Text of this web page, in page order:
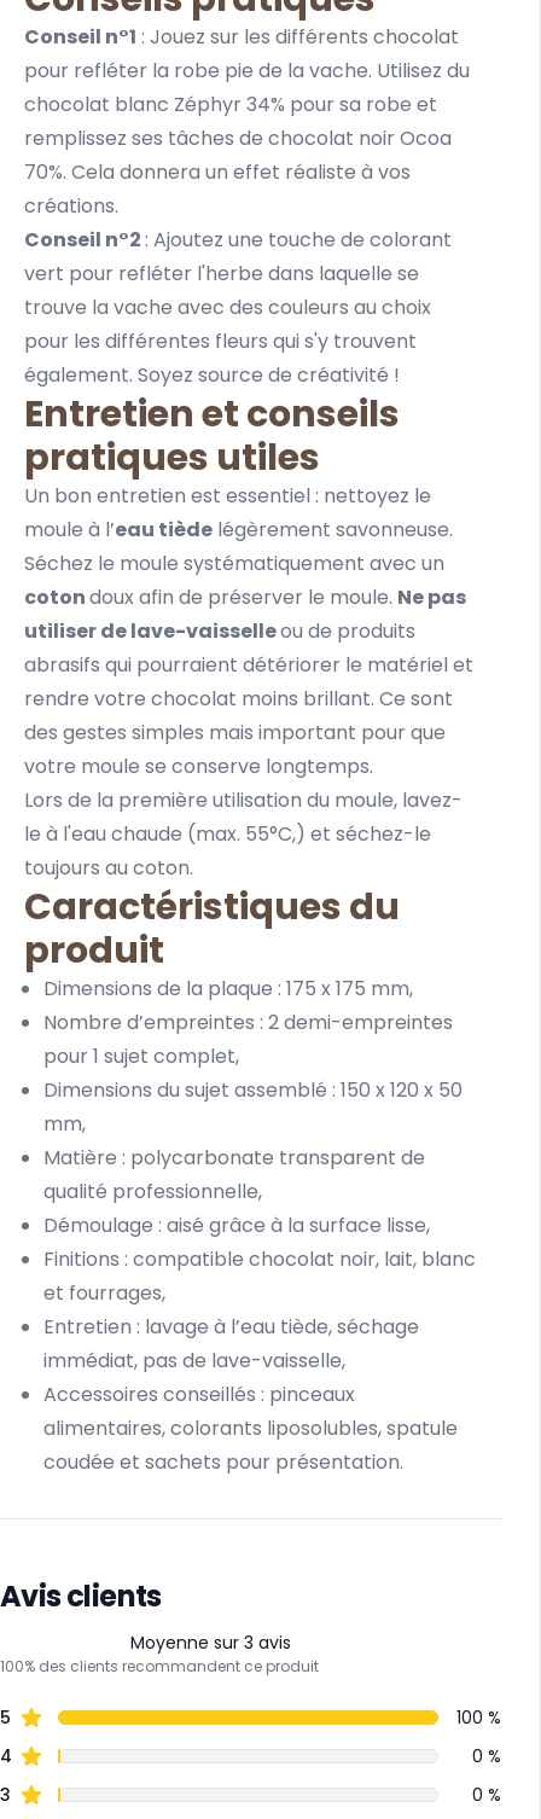
Conseil n°1 : Jouez sur les différents chocolat
pour refléter la robe pie de la vache. Utilisez du
chocolat blanc Zéphyr 34% pour sa robe et
remplissez ses tâches de chocolat noirOcoa
70%. Cela donnera un effet réaliste à vos
créations.
Conseil n°2: Ajoutez une touche de colorant
vert pour refléter l'herbe dans laquelle se
trouve la vache avec des couleurs au choix
pour les différentes fleurs qui s'y trouvent
également. Soyez source de créativité !
Entretien et conseils
pratiques utiles
Un bon entretien est essentiel : nettoyez le
moule à l’eau tiède légèrement savonneuse.
Séchez le moule systématiquement avec un
cotondoux afin de préserver le moule. Ne pas
utiliser de lave-vaisselleou de produits
abrasifs qui pourraient détériorer le matériel et
rendre votre chocolat moins brillant. Ce sont
des gestes simples mais important pour que
votre moule se conserve longtemps.
Lors de la première utilisation du moule, lavez-
le à l'eau chaude (max. 55°C,) et séchez-le
toujours au coton.
Caractéristiques du
produit
Dimensions de la plaque : 175 x 175 mm,
Nombre d’empreintes : 2 demi-empreintes
pour 1 sujet complet,
Dimensions du sujet assemblé : 150 x 120 x 50
mm,
Matière : polycarbonate transparent de
qualité professionnelle,
Démoulage : aisé grâce à la surface lisse,
Finitions : compatible chocolat noir, lait, blanc
et fourrages,
Entretien : lavage à l’eau tiède, séchage
immédiat, pas de lave-vaisselle,
Accessoires conseillés : pinceaux
alimentaires, colorants liposolubles, spatule
coudée et sachets pour présentation.
Avis clients
Moyenne sur 3 avis
100% des clients recommandent ce produit
5
100 %
4
0 %
3
0 %